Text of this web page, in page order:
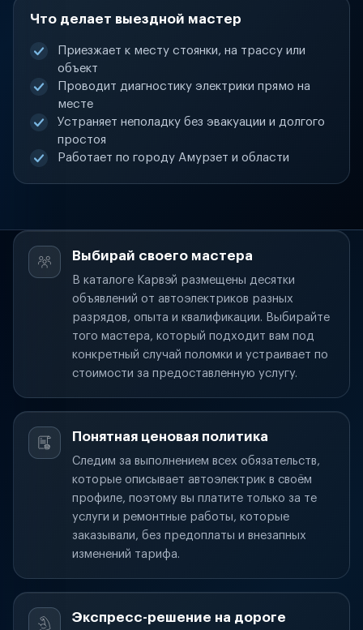
Что делает выездной мастер
Приезжает к месту стоянки, на трассу или
объект
Проводит диагностику электрики прямо на
месте
Устраняет неполадку без эвакуации и долгого
простоя
Работает по городу Амурзет и области
Выбирай своего мастера
В каталоге Карвэй размещены десятки
объявлений от автоэлектриков разных
разрядов, опыта и квалификации. Выбирайте
того мастера, который подходит вам под
конкретный случай поломки и устраивает по
стоимости за предоставленную услугу.
Понятная ценовая политика
Следим за выполнением всех обязательств,
которые описывает автоэлектрик в своём
профиле, поэтому вы платите только за те
услуги и ремонтные работы, которые
заказывали, без предоплаты и внезапных
изменений тарифа.
Экспресс-решение на дороге